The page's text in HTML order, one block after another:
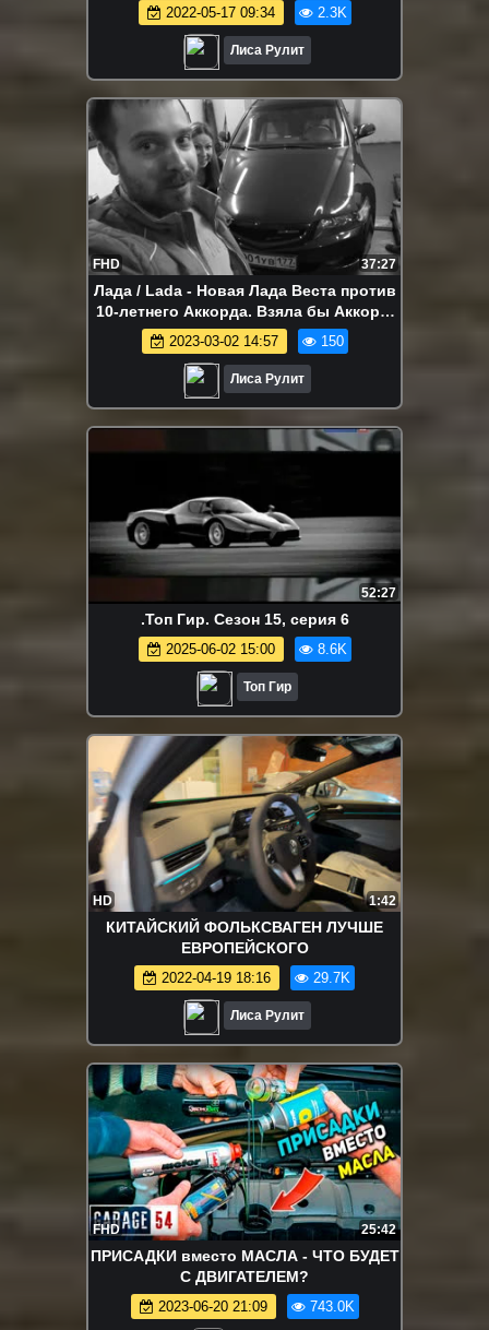
2022-05-17 09:34 2.3K
Лиса Рулит
FHD 37:27
Лада / Lada - Новая Лада Веста против
10-летнего Аккорда. Взяла бы Аккорд.
Лиса Рулит.
2023-03-02 14:57 150
Лиса Рулит
52:27
.Топ Гир. Сезон 15, серия 6
2025-06-02 15:00 8.6K
Топ Гир
HD 1:42
КИТАЙСКИЙ ФОЛЬКСВАГЕН ЛУЧШЕ
ЕВРОПЕЙСКОГО
2022-04-19 18:16 29.7K
Лиса Рулит
FHD 25:42
ПРИСАДКИ вместо МАСЛА - ЧТО БУДЕТ
С ДВИГАТЕЛЕМ?
2023-06-20 21:09 743.0K